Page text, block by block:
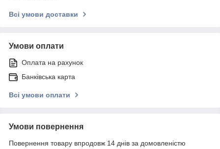
Всі умови доставки
Умови оплати
Оплата на рахунок
Банківська карта
Всі умови оплати
Умови повернення
Повернення товару впродовж 14 днів за домовленістю